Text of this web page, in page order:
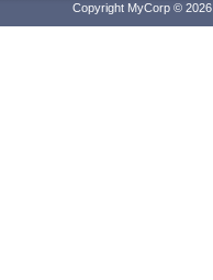
Copyright MyCorp © 2026